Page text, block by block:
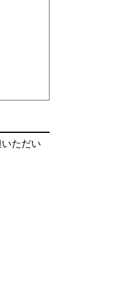
いただい